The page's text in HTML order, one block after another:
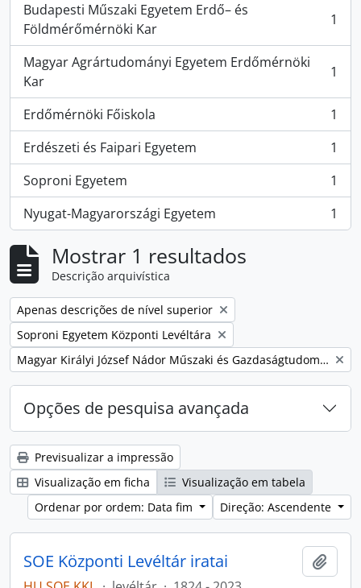
Budapesti Műszaki Egyetem Erdő– és
Földmérőmérnöki Kar
, 1 resultados 1
Magyar Agrártudományi Egyetem Erdőmérnöki
Kar
, 1 resultados 1
Erdőmérnöki Főiskola
, 1 resultados
1
Erdészeti és Faipari Egyetem
, 1 resultados
1
Soproni Egyetem
, 1 resultados
1
Nyugat-Magyarországi Egyetem
, 1 resultados 1
Mostrar 1 resultados
Descrição arquivística
Remover filtro:
Apenas descrições de nível superior
Remover filtro:
Soproni Egyetem Központi Levéltára
Remover filtro:
Magyar Királyi József Nádor Műszaki és Gazdaságtudományi Egyetem Bánya-, Kohó- és Erdőmérnöki Kar
Opções de pesquisa avançada
Previsualizar a impressão
Visualização em ficha
Visualização em tabela
Ordenar por ordem: Data fim
Direção: Ascendente
SOE Központi Levéltár iratai